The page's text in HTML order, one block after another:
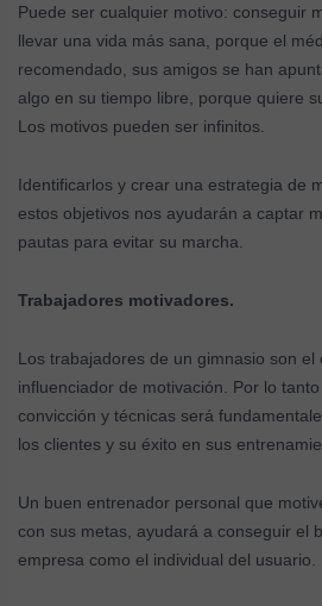
Puede ser cualquier motivo: conseguir
llevar una vida más sana, porque el
recomendado, sus amigos se han
algo en su tiempo libre, porque quiere
Los motivos pueden ser infinitos.
Identificarlos y crear una estrategia de
estos objetivos nos ayudarán a captar
pautas para evitar su marcha.
Trabajadores motivadores.
Los trabajadores de un gimnasio son
influenciador de motivación. Por lo tanto
convicción y técnicas será
los clientes y su éxito en sus
Un buen entrenador personal que
con sus metas, ayudará a conseguir el
empresa como el individual del usuario.